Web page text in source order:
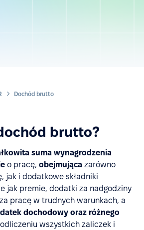
Dochód brutto
brutto?
suma wynagrodzenia
o pracę, obejmująca zarówno
jak i dodatkowe składniki
jak premie, dodatki za nadgodziny
pracę w trudnych warunkach, a
dochodowy oraz różnego
odliczeniu wszystkich zaliczek i